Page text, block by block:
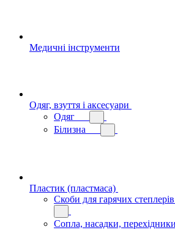
Медичні інструменти
Одяг, взуття і аксесуари
Одяг
Білизна
Пластик (пластмаса)
Скоби для гарячих
Сопла, насадки, перехідники